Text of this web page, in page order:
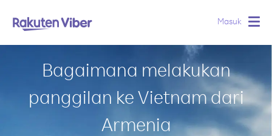
Masuk
Bagaimana melakukan
panggilan ke Vietnam dari
Armenia